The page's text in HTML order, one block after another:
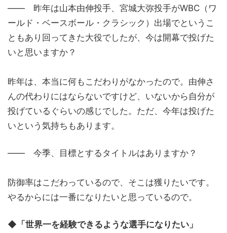
―― 昨年は山本由伸投手、宮城大弥投手がWBC（ワ
ールド・ベースボール・クラシック）出場でというこ
ともあり回ってきた大役でしたが、今は開幕で投げた
いと思いますか？
昨年は、本当に何もこだわりがなかったので。由伸さ
んの代わりにはならないですけど、いないから自分が
投げているぐらいの感じでした。ただ、今年は投げた
いという気持ちもあります。
―― 今季、目標とするタイトルはありますか？
防御率はこだわっているので、そこは獲りたいです。
やるからには一番になりたいと思っているので。
◆「世界一を経験できるような選手になりたい」